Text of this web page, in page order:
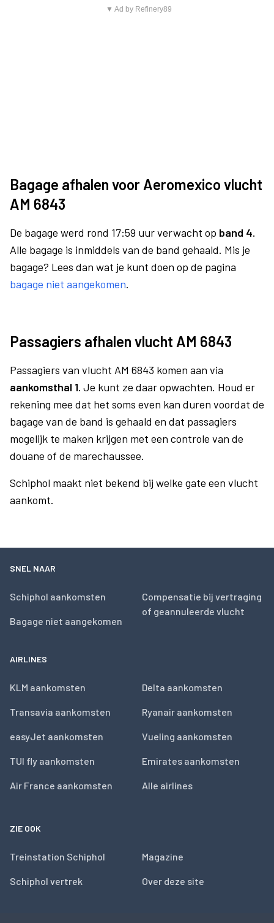
▼ Ad by Refinery89
Bagage afhalen voor Aeromexico vlucht
AM 6843
De bagage werd rond 17:59 uur verwacht op band 4.
Alle bagage is inmiddels van de band gehaald. Mis je
bagage? Lees dan wat je kunt doen op de pagina
bagage niet aangekomen.
Passagiers afhalen vlucht AM 6843
Passagiers van vlucht AM 6843 komen aan via
aankomsthal 1. Je kunt ze daar opwachten. Houd er
rekening mee dat het soms even kan duren voordat de
bagage van de band is gehaald en dat passagiers
mogelijk te maken krijgen met een controle van de
douane of de marechaussee.
Schiphol maakt niet bekend bij welke gate een vlucht
aankomt.
SNEL NAAR
Schiphol aankomsten
Bagage niet aangekomen
Compensatie bij vertraging
of geannuleerde vlucht
AIRLINES
KLM aankomsten
Transavia aankomsten
easyJet aankomsten
TUI fly aankomsten
Air France aankomsten
Delta aankomsten
Ryanair aankomsten
Vueling aankomsten
Emirates aankomsten
Alle airlines
ZIE OOK
Treinstation Schiphol
Schiphol vertrek
Magazine
Over deze site